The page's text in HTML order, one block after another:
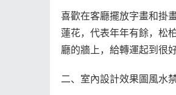
喜歡在客廳擺放字畫和掛
蓮花，代表年年有餘，松
廳的牆上，給轉運起到很
二、室內設計效果圖風水